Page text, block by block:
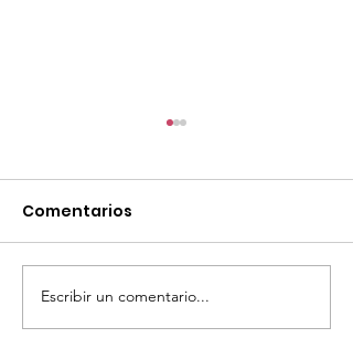
TourTravelynByFraveo
participó en la
Comentarios
Escribir un comentario...